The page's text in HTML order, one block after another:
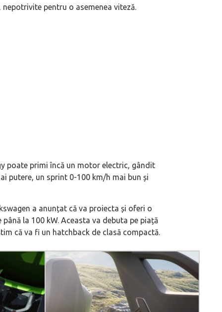
pentru o asemenea viteză.
poate primi încă un motor electric, gândit
putere, un sprint 0-100 km/h mai bun și
a anunțat că va proiecta și oferi o
la 100 kW. Aceasta va debuta pe piață
că va fi un hatchback de clasă compactă.